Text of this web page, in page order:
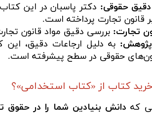
دقیق حقوقی: دکتر پاسبان در این کتاب
قانون تجارت پرداخته است.
تجارت: بررسی دقیق مواد قانون
پژوهش: به دلیل ارجاعات دقیق، این
حقوقی در سطح پیشرفته است.
کتاب از «کتاب استخدامی»؟
که دانش بنیادین شما را در